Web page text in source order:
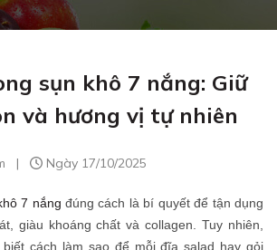
sụn khô 7 nắng: Giữ
và hương vị tự nhiên
| Ngày 17/10/2025
7 nắng đúng cách là bí quyết để tận dụng
giàu khoáng chất và collagen. Tuy nhiên,
cách làm sao để mỗi đĩa salad hay gỏi